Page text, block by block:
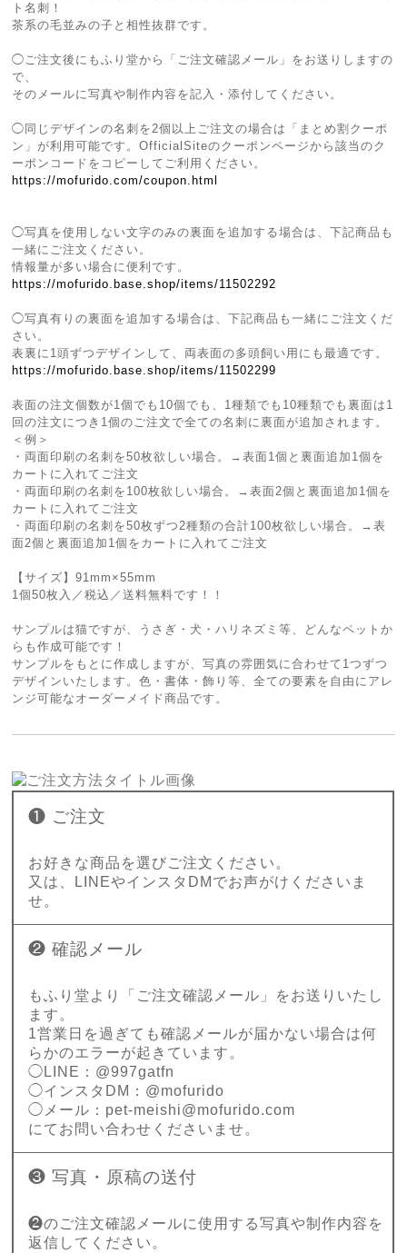
ト名刺！
茶系の毛並みの子と相性抜群です。
◯ご注文後にもふり堂から「ご注文確認メール」をお送りしますの
で、
そのメールに写真や制作内容を記入・添付してください。
◯同じデザインの名刺を2個以上ご注文の場合は「まとめ割クーポ
ン」が利用可能です。OfficialSiteのクーポンページから該当のク
ーポンコードをコピーしてご利用ください。
https://mofurido.com/coupon.html
◯写真を使用しない文字のみの裏面を追加する場合は、下記商品も
一緒にご注文ください。
情報量が多い場合に便利です。
https://mofurido.base.shop/items/11502292
◯写真有りの裏面を追加する場合は、下記商品も一緒にご注文くだ
さい。
表裏に1頭ずつデザインして、両表面の多頭飼い用にも最適です。
https://mofurido.base.shop/items/11502299
表面の注文個数が1個でも10個でも、1種類でも10種類でも裏面は1
回の注文につき1個のご注文で全ての名刺に裏面が追加されます。
＜例＞
・両面印刷の名刺を50枚欲しい場合。→表面1個と裏面追加1個を
カートに入れてご注文
・両面印刷の名刺を100枚欲しい場合。→表面2個と裏面追加1個を
カートに入れてご注文
・両面印刷の名刺を50枚ずつ2種類の合計100枚欲しい場合。→表
面2個と裏面追加1個をカートに入れてご注文
【サイズ】91mm×55mm
1個50枚入／税込／送料無料です！！
サンプルは猫ですが、うさぎ・犬・ハリネズミ等、どんなペットか
らも作成可能です！
サンプルをもとに作成しますが、写真の雰囲気に合わせて1つずつ
デザインいたします。色・書体・飾り等、全ての要素を自由にアレ
ンジ可能なオーダーメイド商品です。
❶ ご注文
お好きな商品を選びご注文ください。
又は、LINEやインスタDMでお声がけくださいま
せ。
❷ 確認メール
もふり堂より「ご注文確認メール」をお送りいたし
ます。
1営業日を過ぎても確認メールが届かない場合は何
らかのエラーが起きています。
◯LINE：@997gatfn
◯インスタDM：@mofurido
◯メール： pet-meishi@mofurido.com
にてお問い合わせくださいませ。
❸ 写真・原稿の送付
❷のご注文確認メールに使用する写真や制作内容を
返信してください。